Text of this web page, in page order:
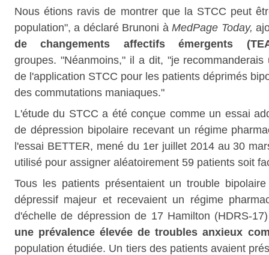
Nous étions ravis de montrer que la STCC peut
population", a déclaré Brunoni àMedPage Today,
de changements affectifs émergents
groupes. "Néanmoins," il a dit, "je
de l'application STCC pour les patients déprimés
des commutations maniaques."
L'étude du STCC a été conçue comme un essai
de dépression bipolaire recevant un régime
l'essai BETTER, mené du 1er juillet 2014 au 30
utilisé pour assigner aléatoirement 59 patients soit
Tous les patients présentaient un trouble
dépressif majeur et recevaient un régime
d'échelle de dépression de 17 Hamilton (HDRS-
une prévalence élevée de troubles anxieux
population étudiée. Un tiers des patients avaient